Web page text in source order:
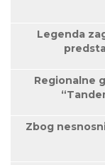
Legenda
Regionalne
Zbog